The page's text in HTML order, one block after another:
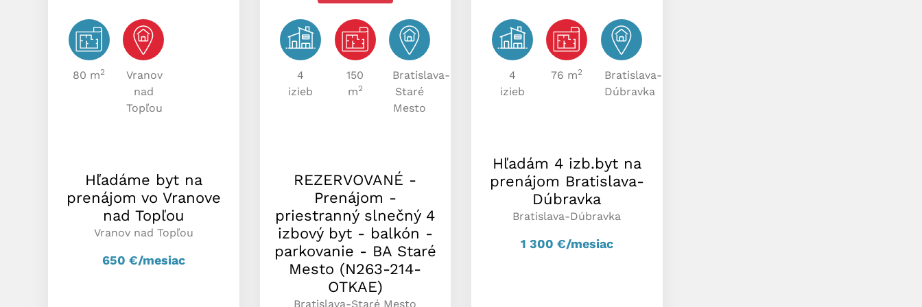
80 m2
Vranov
nad
Topľou
Hľadáme byt na
prenájom vo Vranove
nad Topľou
Vranov nad Topľou
650 €/mesiac
4
izieb
150
m2
Bratislava-
Staré
Mesto
REZERVOVANÉ -
Prenájom -
priestranný slnečný 4
izbový byt - balkón -
parkovanie - BA Staré
Mesto (N263-214-
OTKAE)
Bratislava-Staré Mesto
4
izieb
76 m2
Bratislava-
Dúbravka
Hľadám 4 izb.byt na
prenájom Bratislava-
Dúbravka
Bratislava-Dúbravka
1 300 €/mesiac